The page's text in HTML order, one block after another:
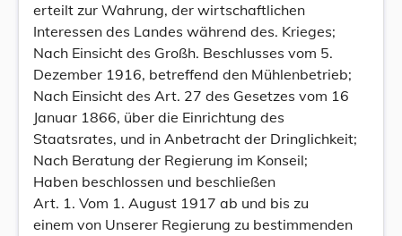
erteilt zur Wahrung, der wirtschaftlichen
Interessen des Landes während des. Krieges;
Nach Einsicht des Großh. Beschlusses vom 5.
Dezember 1916, betreffend den Mühlenbetrieb;
Nach Einsicht des Art. 27 des Gesetzes vom 16
Januar 1866, über die Einrichtung des
Staatsrates, und in Anbetracht der Dringlichkeit;
Nach Beratung der Regierung im Konseil;
Haben beschlossen und beschließen
Art. 1. Vom 1. August 1917 ab und bis zu
einem von Unserer Regierung zu bestimmenden